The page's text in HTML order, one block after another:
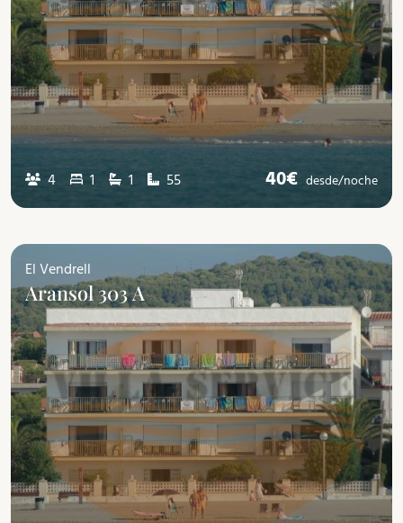
4 1 1 55 40€ desde/noche
El Vendrell
Aransol 303 A